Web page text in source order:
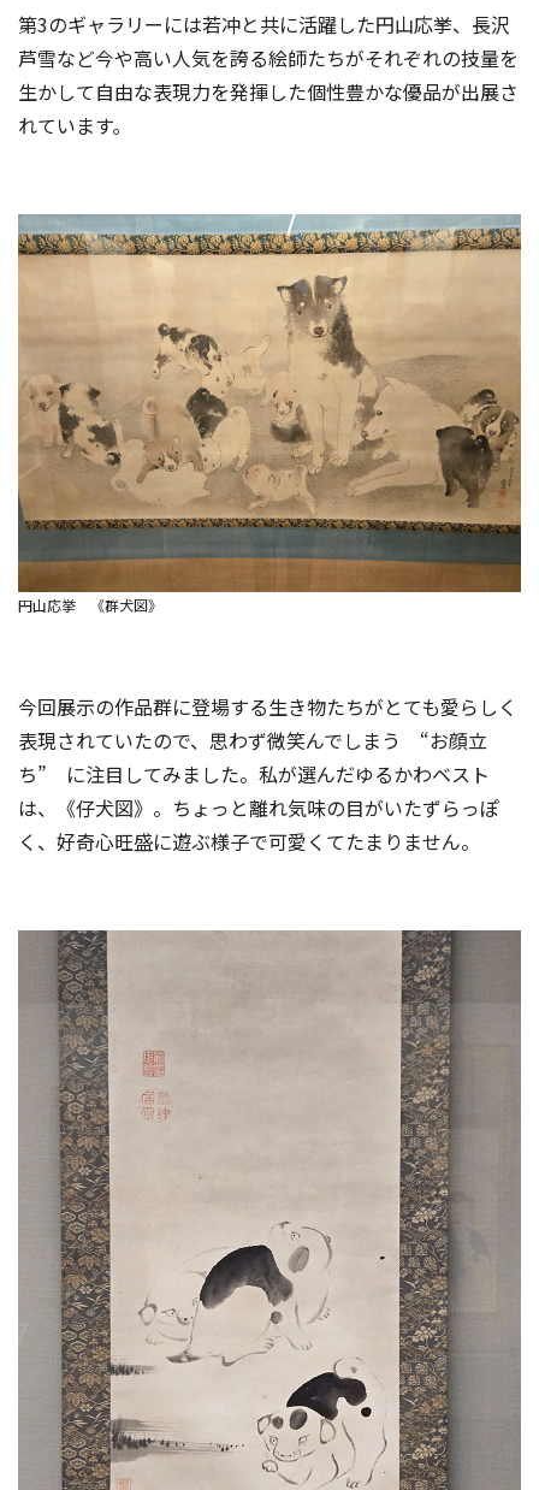
第3のギャラリーには若冲と共に活躍した円山応挙、長沢
芦雪など今や高い人気を誇る絵師たちがそれぞれの技量を
生かして自由な表現力を発揮した個性豊かな優品が出展さ
れています。
円山応挙 《群犬図》
今回展示の作品群に登場する生き物たちがとても愛らしく
表現されていたので、思わず微笑んでしまう “お顔立
ち” に注目してみました。私が選んだゆるかわベスト
は、《仔犬図》。ちょっと離れ気味の目がいたずらっぽ
く、好奇心旺盛に遊ぶ様子で可愛くてたまりません。